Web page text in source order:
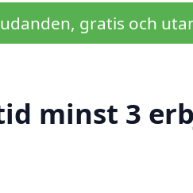
gratis och
minst 3